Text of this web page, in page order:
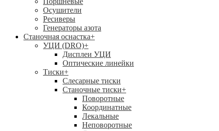
Осушители
Ресиверы
Генераторы азота
Станочная оснастка+
УЦИ (DRO)+
Дисплеи УЦИ
Оптические линейки
Тиски+
Слесарные тиски
Станочные тиски+
Поворотные
Координатные
Лекальные
Неповоротные